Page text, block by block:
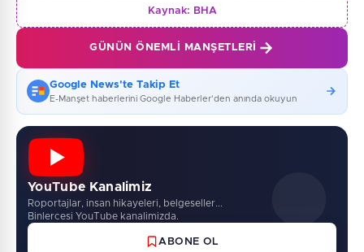
Kaynak: BHA
GÜNÜN ÖNEMLI MANŞETLERI
Google News'te Takip Et
E-Manşet haberlerini Google Haberler'den anında okuyun
YouTube Kanalimiz
Roportajlar, insan hikayeleri, belgeseller...
Binlercesi YouTube kanalimizda.
ABONE OL